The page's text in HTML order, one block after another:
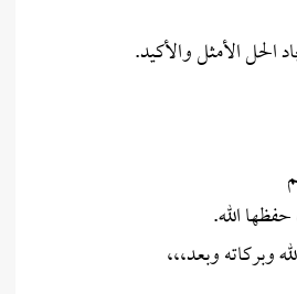
الحل الأمثل والأكيد.
الله.
وبركاته وبعد،،،